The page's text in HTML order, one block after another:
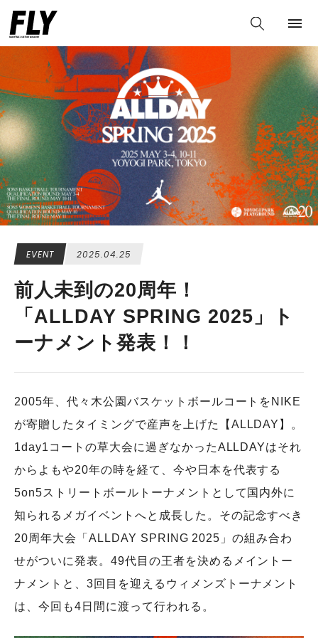
EVENT 2025.04.25
前人未到の20周年！
「ALLDAY SPRING 2025」ト
ーナメント発表！！
2005年、代々木公園バスケットボールコートをNIKE
が寄贈したタイミングで産声を上げた【ALLDAY】。
1day1コートの草大会に過ぎなかったALLDAYはそれ
からよもや20年の時を経て、今や日本を代表する
5on5ストリートボールトーナメントとして国内外に
知られるメガイベントへと成長した。その記念すべき
20周年大会「ALLDAY SPRING 2025」の組み合わ
せがついに発表。49代目の王者を決めるメイントー
ナメントと、3回目を迎えるウィメンズトーナメント
は、今回も4日間に渡って行われる。